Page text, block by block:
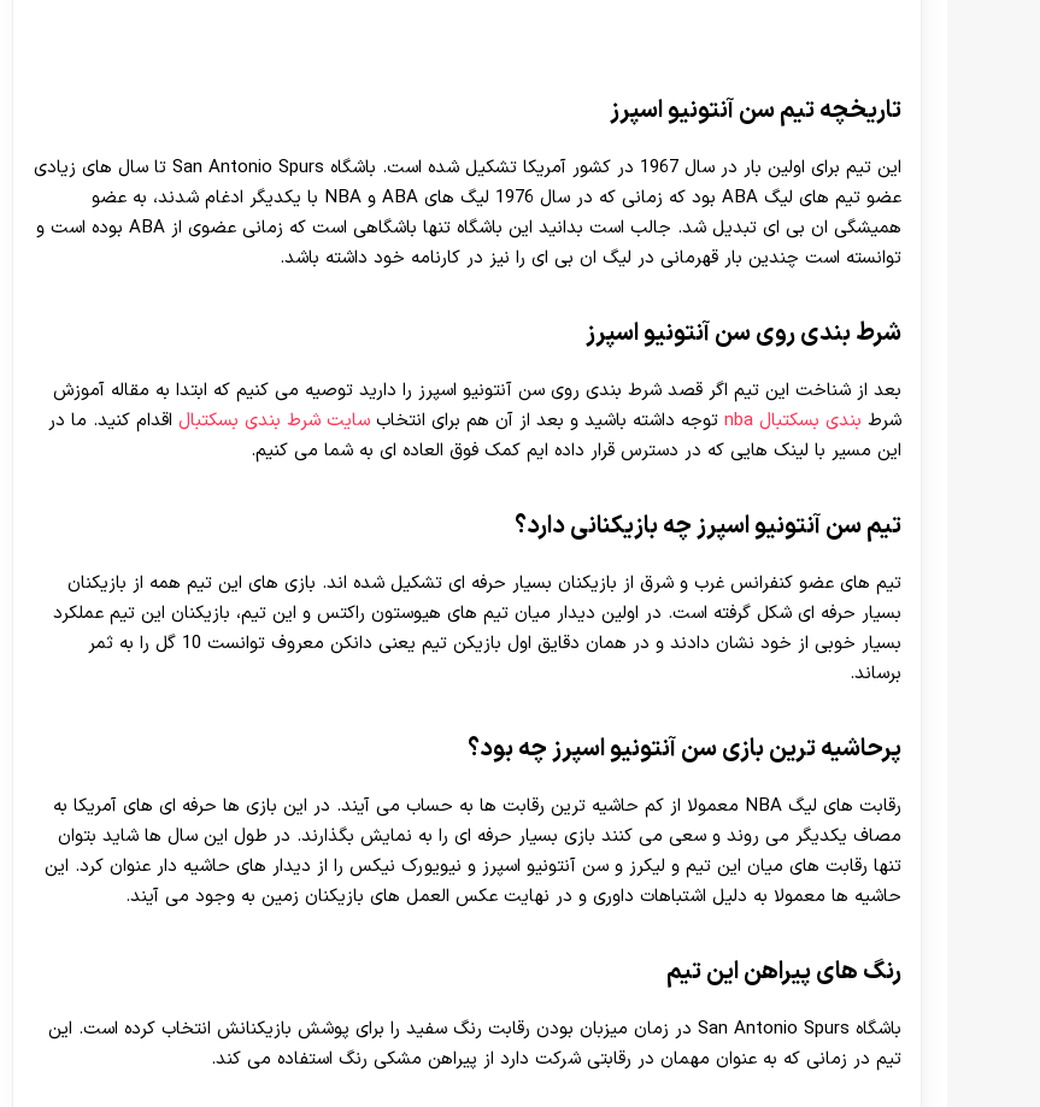
30 تا 50 درصد شارژ هدیه بیشتر فقط با ثبت نام در هات بت
تاریخچه تیم سن آنتونیو اسپرز
این تیم برای اولین بار در سال 1967 در کشور آمریکا تشکیل شده است. باشگاه San Antonio Spurs تا سال های زیادی
عضو تیم های لیگ ABA بود که زمانی که در سال 1976 لیگ های ABA و NBA با یکدیگر ادغام شدند، به عضو
همیشگی ان بی ای تبدیل شد. جالب است بدانید این باشگاه تنها باشگاهی است که زمانی عضوی از ABA بوده است و
توانسته است چندین بار قهرمانی در لیگ ان بی ای را نیز در کارنامه خود داشته باشد.
شرط بندی روی سن آنتونیو اسپرز
بعد از شناخت این تیم اگر قصد شرط بندی روی سن آنتونیو اسپرز را دارید توصیه می کنیم که ابتدا به مقاله آموزش
شرط بندی بسکتبال nba توجه داشته باشید و بعد از آن هم برای انتخابسایت شرط بندی بسکتبال اقدام کنید. ما در
این مسیر با لینک هایی که در دسترس قرار داده ایم کمک فوق العاده ای به شما می کنیم.
تیم سن آنتونیو اسپرز چه بازیکنانی دارد؟
تیم های عضو کنفرانس غرب و شرق از بازیکنان بسیار حرفه ای تشکیل شده اند. بازی های این تیم همه از بازیکنان
بسیار حرفه ای شکل گرفته است. در اولین دیدار میان تیم های هیوستون راکتس و این تیم، بازیکنان این تیم عملکرد
بسیار خوبی از خود نشان دادند و در همان دقایق اول بازیکن تیم یعنی دانکن معروف توانست 10 گل را به ثمر
برساند.
پرحاشیه ترین بازی سن آنتونیو اسپرز چه بود؟
رقابت های لیگ NBA معمولا از کم حاشیه ترین رقابت ها به حساب می آیند. در این بازی ها حرفه ای های آمریکا به
مصاف یکدیگر می روند و سعی می کنند بازی بسیار حرفه ای را به نمایش بگذارند. در طول این سال ها شاید بتوان
تنها رقابت های میان این تیم و لیکرز و سن آنتونیو اسپرز و نیویورک نیکس را از دیدار های حاشیه دار عنوان کرد. این
حاشیه ها معمولا به دلیل اشتباهات داوری و در نهایت عکس العمل های بازیکنان زمین به وجود می آیند.
رنگ های پیراهن این تیم
باشگاه San Antonio Spurs در زمان میزبان بودن رقابت رنگ سفید را برای پوشش بازیکنانش انتخاب کرده است. این
تیم در زمانی که به عنوان مهمان در رقابتی شرکت دارد از پیراهن مشکی رنگ استفاده می کند.